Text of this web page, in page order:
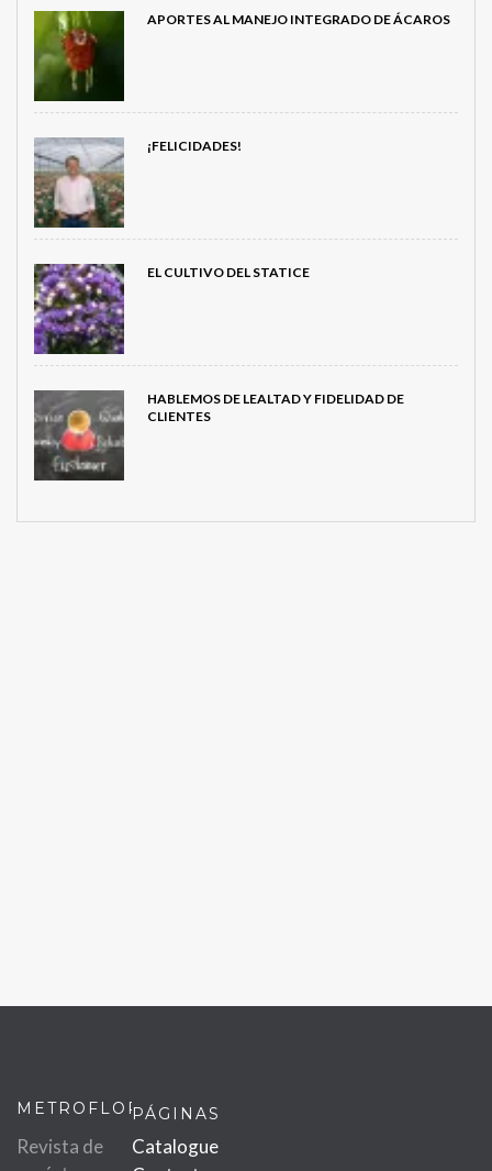
APORTES AL MANEJO INTEGRADO DE ÁCAROS
¡FELICIDADES!
EL CULTIVO DEL STATICE
HABLEMOS DE LEALTAD Y FIDELIDAD DE
CLIENTES
METROFLOR
Revista de
PÁGINAS
Catalogue